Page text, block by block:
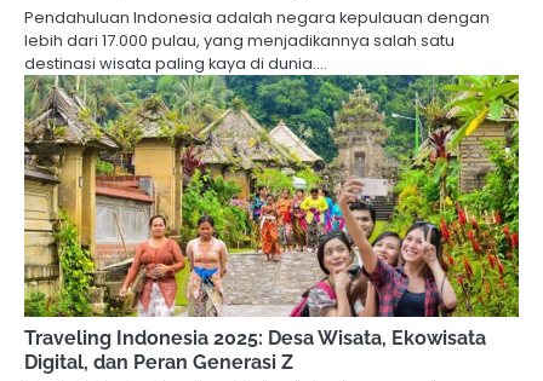
Pendahuluan Indonesia adalah negara kepulauan dengan
lebih dari 17.000 pulau, yang menjadikannya salah satu
destinasi wisata paling kaya di dunia.…
Traveling Indonesia 2025: Desa Wisata, Ekowisata
Digital, dan Peran Generasi Z